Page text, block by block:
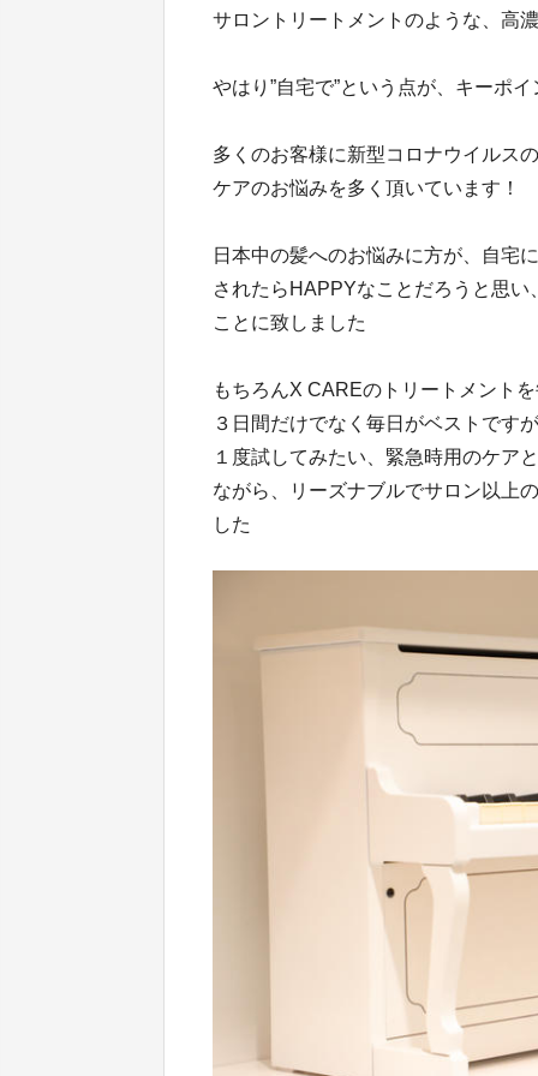
サロントリートメントのような、高
やはり”自宅で”という点が、キーポ
多くのお客様に新型コロナウイルス
ケアのお悩みを多く頂いています！
日本中の髪へのお悩みに方が、自宅
されたらHAPPYなことだろうと思
ことに致しました
もちろんX CAREのトリートメント
３日間だけでなく毎日がベストです
１度試してみたい、緊急時用のケア
ながら、リーズナブルでサロン以上
した